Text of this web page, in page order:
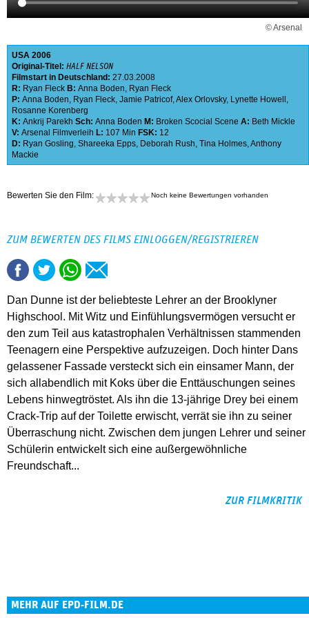
© Arsenal
USA 2006
Original-Titel: HALF NELSON
Filmstart in Deutschland: 27.03.2008
R: Ryan Fleck B: Anna Boden, Ryan Fleck
P: Anna Boden, Ryan Fleck, Jamie Patricof,Alex Orlovsky, Lynette Howell ,
Rosanne Korenberg
K: Ankrij Parekh Sch: Anna Boden M: Broken Scocial Scene A: Beth Mickle
V: Arsenal Filmverleih L: 107 Min FSK: 12
D: Ryan Gosling, Shareeka Epps, Deborah Rush, Tina Holmes,Anthony
Mackie
Bewerten Sie den Film: Noch keine Bewertungen vorhanden
ZUM BEWERTEN DES FILMS EINLOGGEN/REGISTRIEREN
Dan Dunne ist der beliebteste Lehrer an der Brooklyner
Highschool. Mit Witz und Einfühlungsvermögen versucht er
den zum Teil aus katastrophalen Verhältnissen stammenden
Teenagern eine Perspektive aufzuzeigen. Doch hinter Dans
gelassener Fassade versteckt sich ein einsamer Mann, der
sich allabendlich mit Koks über die Enttäuschungen seines
Lebens hinwegtröstet. Als ihn die 13-jährige Drey bei einem
Crack-Trip auf der Toilette erwischt, verrät sie ihn zu seiner
Überraschung nicht. Zwischen dem jungen Lehrer und seiner
Schülerin entwickelt sich eine außergewöhnliche
Freundschaft...
ZUR FILMKRITIK
MEHR AUF EPD-FILM.DE